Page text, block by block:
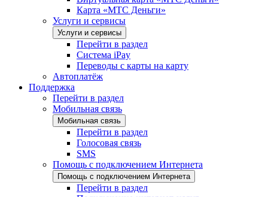
Карта «МТС Деньги»
Услуги и сервисы
Услуги и сервисы
Перейти в раздел
Система iPay
Переводы с карты на карту
Автоплатёж
Поддержка
Перейти в раздел
Мобильная связь
Мобильная связь
Перейти в раздел
Голосовая связь
SMS
Помощь с подключением Интернета
Помощь с подключением Интернета
Перейти в раздел